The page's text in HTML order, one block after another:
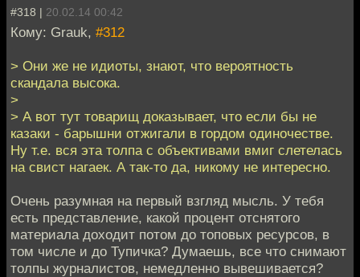
#318 | 20.02.14 00:42
Кому: Grauk, #312
> Они же не идиоты, знают, что вероятность
скандала высока.
>
> А вот тут товарищ доказывает, что если бы не
казаки - барышни отжигали в гордом одиночестве.
Ну т.е. вся эта толпа с объективами вмиг слетелась
на свист нагаек. А так-то да, никому не интересно.
Очень разумная на первый взгляд мысль. У тебя
есть представление, какой процент отснятого
материала доходит потом до топовых ресурсов, в
том числе и до Тупичка? Думаешь, все что снимают
толпы журналистов, немедленно вывешивается?